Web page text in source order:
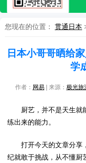
您现在的位置： 贯通日本
日本小哥哥晒给
学
作者： 网易| 来源： 极光旅
厨艺，并不是天生就
练出来的能力。
打开今天的文章分享
纪就敢于挑战，从不懂厨